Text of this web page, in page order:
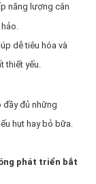
năng lượng cân
dễ tiêu hóa và
thiết yếu.
đầy đủ những
hụt hay bỏ bữa.
phát triển bắt